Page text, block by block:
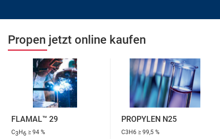
Propen jetzt online kaufen
FLAMAL™ 29
C3 H6 ≥ 94 %
PROPYLEN N25
C3H6 ≥ 99,5 %